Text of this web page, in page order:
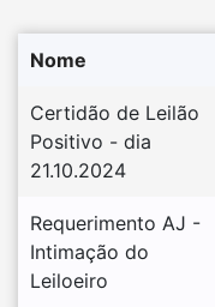
Nome
Certidão de Leilão
Positivo - dia
21.10.2024
Requerimento AJ -
Intimação do
Leiloeiro